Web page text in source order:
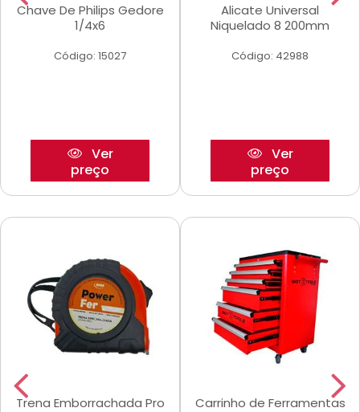
Chave De Philips Gedore
1/4x6
Código: 15027
Ver
preço
Alicate Universal
Niquelado 8 200mm
Código: 42988
Ver
preço
Trena Emborrachada Pro
Carrinho de Ferramentas